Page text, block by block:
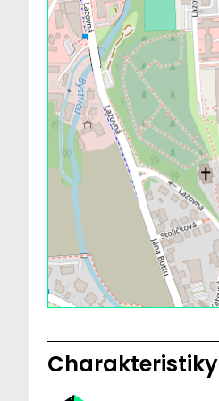
Charakteristiky